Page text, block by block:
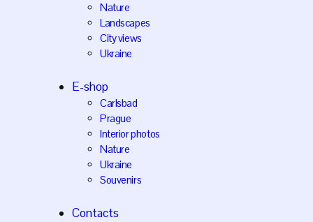
Nature
Landscapes
City views
Ukraine
E-shop
Carlsbad
Prague
Interior photos
Nature
Ukraine
Souvenirs
Contacts